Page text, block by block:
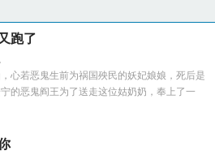
跑了
心若恶鬼生前为祸国殃民的妖妃娘娘，死后是
的恶鬼阎王为了送走这位姑奶奶，奉上了一